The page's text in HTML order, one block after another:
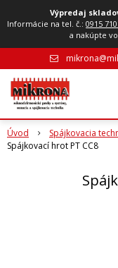
Výpredaj
Informácie na tel. č.:0915
a nakúpte
Úvod Spájkovacia
Spájkovací hrot PT CC8